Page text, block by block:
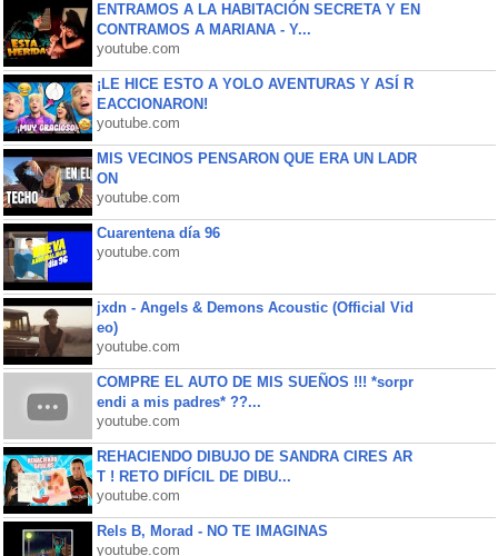
ENTRAMOS A LA HABITACIÓN SECRETA Y EN
CONTRAMOS A MARIANA - Y...
youtube.com
¡LE HICE ESTO A YOLO AVENTURAS Y ASÍ R
EACCIONARON!
youtube.com
MIS VECINOS PENSARON QUE ERA UN LADR
ON
youtube.com
Cuarentena día 96
youtube.com
jxdn - Angels & Demons Acoustic (Official Vid
eo)
youtube.com
COMPRE EL AUTO DE MIS SUEÑOS !!! *sorpr
endi a mis padres* ??...
youtube.com
REHACIENDO DIBUJO DE SANDRA CIRES AR
T ! RETO DIFÍCIL DE DIBU...
youtube.com
Rels B, Morad - NO TE IMAGINAS
youtube.com